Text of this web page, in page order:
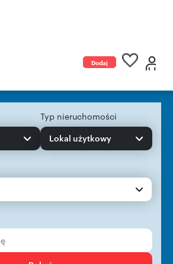
Dodaj
Typ nieruchomości
Lokal użytkowy